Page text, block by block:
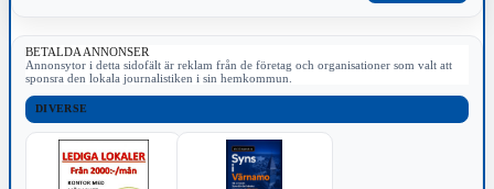
BETALDA ANNONSER
Annonsytor i detta sidofält är reklam från de företag och organisationer som valt att
sponsra den lokala journalistiken i sin hemkommun.
DIVERSE